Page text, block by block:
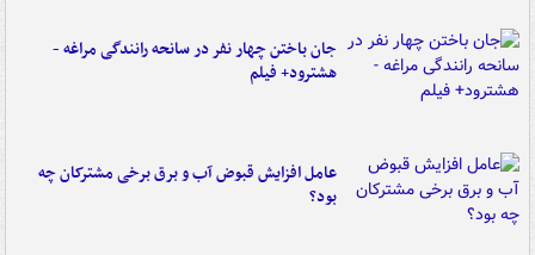
جان باختن چهار نفر در سانحه رانندگی مراغه -
هشترود+ فیلم
عامل افزایش قبوض آب و برق برخی مشترکان چه
بود؟